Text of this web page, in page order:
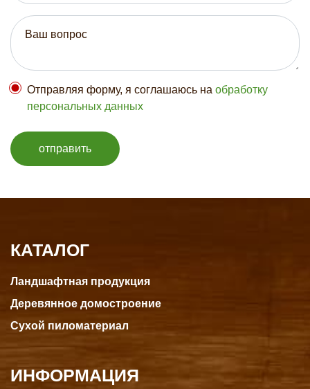
Отправляя форму, я соглашаюсь на обработку
персональных данных
отправить
КАТАЛОГ
Ландшафтная продукция
Деревянное домостроение
Сухой пиломатериал
ИНФОРМАЦИЯ